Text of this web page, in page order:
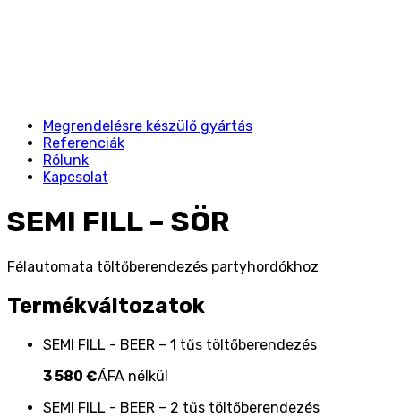
Megrendelésre készülő gyártás
Referenciák
Rólunk
Kapcsolat
SEMI FILL – SÖR
Félautomata töltőberendezés partyhordókhoz
Termékváltozatok
SEMI FILL - BEER – 1 tűs töltőberendezés
3 580 €ÁFA nélkül
SEMI FILL - BEER – 2 tűs töltőberendezés